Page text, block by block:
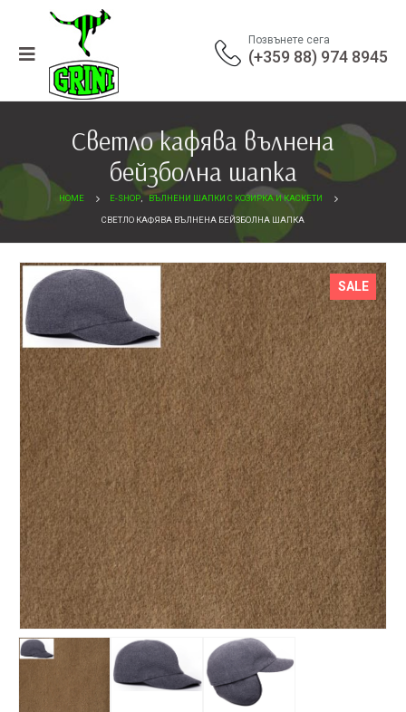
Позвънете сега
(+359 88) 974 8945
Светло кафява вълнена
бейзболна шапка
HOME E-SHOP, ВЪЛНЕНИ ШАПКИ С КОЗИРКА И КАСКЕТИ
СВЕТЛО КАФЯВА ВЪЛНЕНА БЕЙЗБОЛНА ШАПКА
SALE